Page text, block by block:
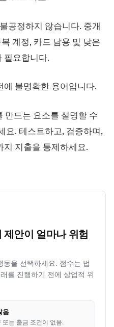
공정하지 않습니다. 중개
계정, 카드 남용 및 낮은
필요합니다.
불명확한 용어입니다.
만드는 요소를 설명할 수
요. 테스트하고, 검증하며,
지 지출을 통제하세요.
제안이 얼마나위험
을 선택하세요. 점수는 법
를 진행하기 전에 상업적 위
음
또는 출금 조건이 없음.